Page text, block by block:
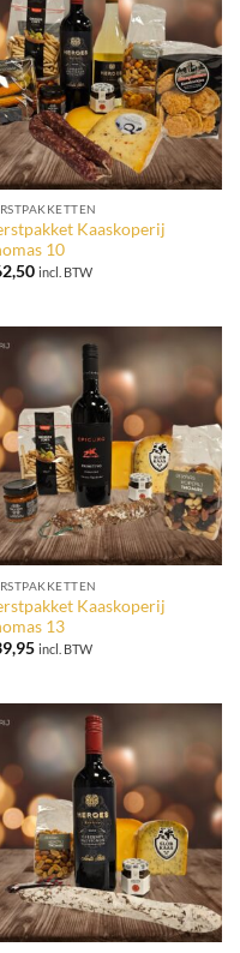
Kaaskoperij
10
incl. BTW
Kaaskoperij
13
incl. BTW